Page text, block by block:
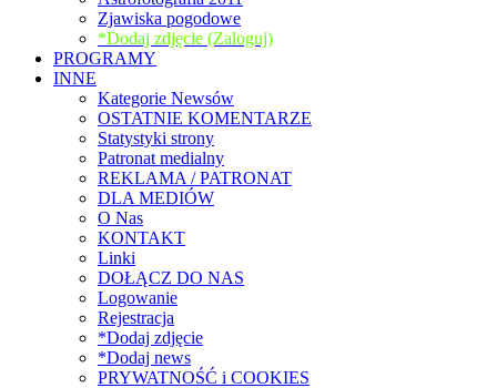
Zjawiska pogodowe
*Dodaj zdjęcie (Zaloguj)
PROGRAMY
INNE
Kategorie Newsów
OSTATNIE KOMENTARZE
Statystyki strony
Patronat medialny
REKLAMA / PATRONAT
DLA MEDIÓW
O Nas
KONTAKT
Linki
DOŁĄCZ DO NAS
Logowanie
Rejestracja
*Dodaj zdjęcie
*Dodaj news
PRYWATNOŚĆ i COOKIES